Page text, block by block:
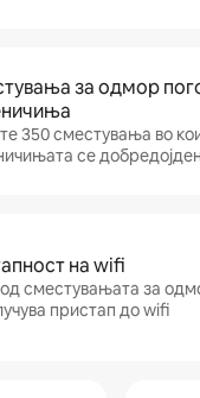
за одмор
350 сместувања во
се
на wifi
сместувањата за
пристап до wifi